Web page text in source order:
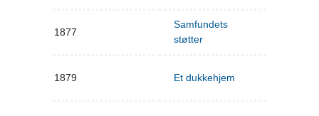
1877
Samfundets
støtter
1879 Et dukkehjem